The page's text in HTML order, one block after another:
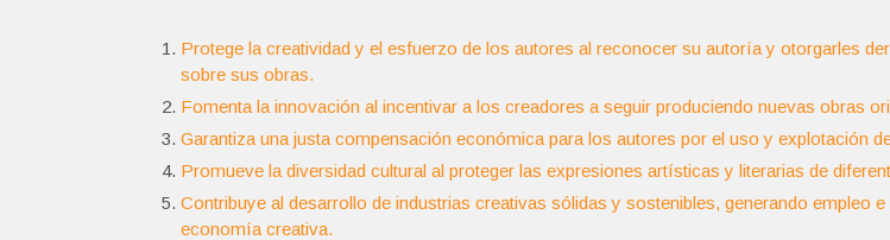
Protege la creatividad y el esfuerzo de los autores al reconocer su autoría y otorgarles
sobre sus obras.
Fomenta la innovación al incentivar a los creadores a seguir produciendo nuevas obras
Garantiza una justa compensación económica para los autores por el uso y explotación
Promueve la diversidad cultural al proteger las expresiones artísticas y literarias de
Contribuye al desarrollo de industrias creativas sólidas y sostenibles, generando empleo
economía creativa.